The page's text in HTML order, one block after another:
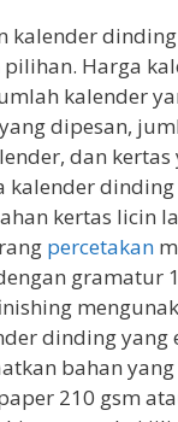
kalender
Harga
kalender
dipesan,
dan kertas
kalender dinding
kertas licin
percetakan
gramatur
dinding yang
bahan
210 gsm